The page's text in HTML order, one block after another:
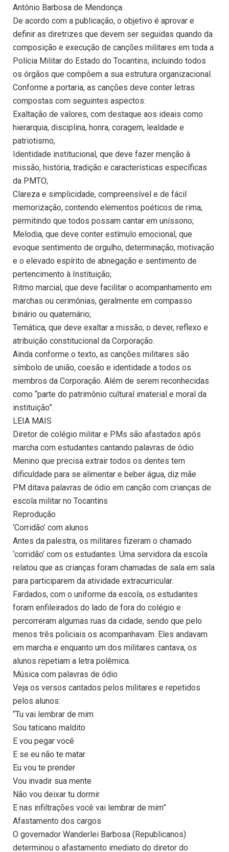
Antônio Barbosa de Mendonça.
De acordo com a publicação, o objetivo é aprovar e
definir as diretrizes que devem ser seguidas quando da
composição e execução de canções militares em toda a
Polícia Militar do Estado do Tocantins, incluindo todos
os órgãos que compõem a sua estrutura organizacional.
Conforme a portaria, as canções deve conter letras
compostas com seguintes aspectos:
Exaltação de valores, com destaque aos ideais como
hierarquia, disciplina, honra, coragem, lealdade e
patriotismo;
Identidade institucional, que deve fazer menção à
missão, história, tradição e características específicas
da PMTO;
Clareza e simplicidade, compreensível e de fácil
memorização, contendo elementos poéticos de rima,
permitindo que todos possam cantar em uníssono;
Melodia, que deve conter estímulo emocional, que
evoque sentimento de orgulho, determinação, motivação
e o elevado espírito de abnegação e sentimento de
pertencimento à Instituição;
Ritmo marcial, que deve facilitar o acompanhamento em
marchas ou cerimônias, geralmente em compasso
binário ou quaternário;
Temática, que deve exaltar a missão, o dever, reflexo e
atribuição constitucional da Corporação.
Ainda conforme o texto, as canções militares são
símbolo de união, coesão e identidade a todos os
membros da Corporação. Além de serem reconhecidas
como “parte do patrimônio cultural imaterial e moral da
instituição”.
LEIA MAIS
Diretor de colégio militar e PMs são afastados após
marcha com estudantes cantando palavras de ódio
Menino que precisa extrair todos os dentes tem
dificuldade para se alimentar e beber água, diz mãe
PM ditava palavras de ódio em canção com crianças de
escola militar no Tocantins
Reprodução
‘Corridão’ com alunos
Antes da palestra, os militares fizeram o chamado
‘corridão’ com os estudantes. Uma servidora da escola
relatou que as crianças foram chamadas de sala em sala
para participarem da atividade extracurricular.
Fardados, com o uniforme da escola, os estudantes
foram enfileirados do lado de fora do colégio e
percorreram algumas ruas da cidade, sendo que pelo
menos três policiais os acompanhavam. Eles andavam
em marcha e enquanto um dos militares cantava, os
alunos repetiam a letra polêmica.
Música com palavras de ódio
Veja os versos cantados pelos militares e repetidos
pelos alunos:
“Tu vai lembrar de mim
Sou taticano maldito
E vou pegar você
E se eu não te matar
Eu vou te prender
Vou invadir sua mente
Não vou deixar tu dormir
E nas infiltrações você vai lembrar de mim”
Afastamento dos cargos
O governador Wanderlei Barbosa (Republicanos)
determinou o afastamento imediato do diretor do